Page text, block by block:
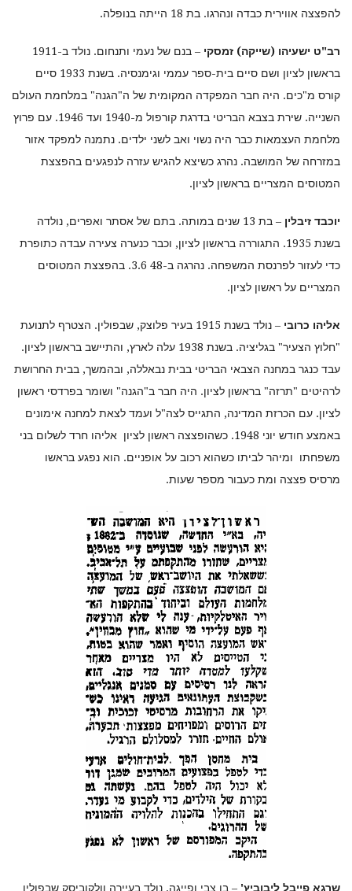
להפצצה אווירית כבדה ונהרגו. בת 18 הייתה בנופלה.
רב"ט ישעיהו (שייקה) זמסקי
– בנם של נעמי ותנחום. נולד ב-1911
בראשון לציון ושם סיים בית-ספר עממי וגימנסיה. בשנת 1933 סיים
קורס מ"כים. היה חבר המפקדה המקומית של ה"הגנה" במלחמת העולם
השנייה. שירת בצבא הבריטי בדרגת קורפול מ-1940 ועד 1946. עם פרוץ
מלחמת העצמאות כבר היה נשוי ואב לשני ילדים. נתמנה למפקד אזור
במזרחה של המושבה. נהרג כשיצא להגיש עזרה לנפגעים בהפצצת
המטוסים המצריים בראשון לציון.
יוכבד זיבלין
– בת 13 שנים במותה. בתם של אסתר ואפרים, נולדה
בשנת 1935. התגוררה בראשון לציון, וכבר כנערה צעירה עבדה כתופרת
כדי לעזור לפרנסת המשפחה. נהרגה ב-48 3.6. בהפצצת המטוסים
המצריים על ראשון לציון.
אליהו כרובי
– נולד בשנת 1915 בעיר פלוצק, שבפולין. הצטרף לתנועת
"חלוץ הצעיר" בגליציה. בשנת 1938 עלה לארץ, והתיישב בראשון לציון.
עבד כנגר במחנה הצבאי הבריטי בבית נבאללה, ובהמשך, בבית החרושת
לרהיטים "תרזה" בראשון לציון. היה חבר ב"הגנה" ושומר בפרדסי ראשון
לציון. עם הכרזת המדינה, התגייס לצה"ל ועמד לצאת למחנה אימונים
באמצע חודש יוני 1948. כשהופצצה ראשון לציון אליהו חרד לשלום בני
משפחתו ומיהר לביתו כשהוא רכוב על אופניים. הוא נפגע בראשו
מרסיס פצצה ומת כעבור מספר שעות.
שרגא פייבל ליבוביץ' – בן צבי ופייגה. נולד בעיירה וולקוביסק שבפולין